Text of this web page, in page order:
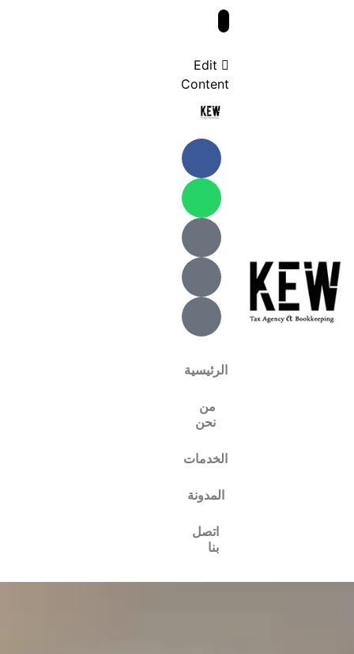
Edit
Content
الرئيسية
من
نحن
الخدمات
المدونة
اتصل
بنا